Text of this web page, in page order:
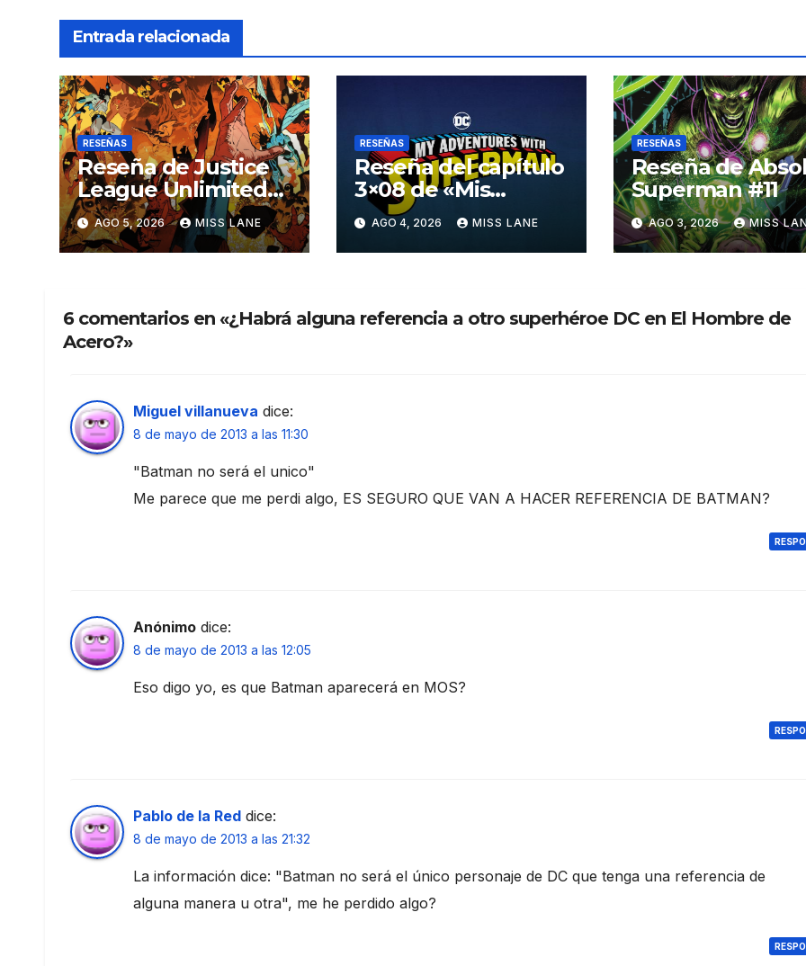
Entrada relacionada
RESEÑAS
Reseña de Justice
League Unlimited
#11AGO 5, 2026 MISS LANE
RESEÑAS
Reseña del capítulo
3×08 de «Mis
aventuras con
Superman»
AGO 4, 2026 MISS LANE
RESEÑAS
Reseña de
Superman #11
AGO 3, 2026 MISS
6 comentarios en «¿Habrá alguna referencia a otro superhéroe DC en El Hombre de
Acero?»
Miguel villanueva dice:
8 de mayo de 2013 a las 11:30
"Batman no será el unico"
Me parece que me perdi algo, ES SEGURO QUE VAN A HACER REFERENCIA DE BATMAN?
Anónimo dice:
8 de mayo de 2013 a las 12:05
Eso digo yo, es que Batman aparecerá en MOS?
Pablo de la Red dice:
8 de mayo de 2013 a las 21:32
La información dice: "Batman no será el único personaje de DC que tenga una referencia de
alguna manera u otra", me he perdido algo?